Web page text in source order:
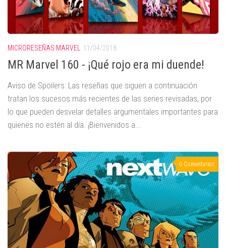
MICRORESEÑAS MARVEL 11/04/2018
MR Marvel 160 - ¡Qué rojo era mi duende!
Aviso de Spoilers: Las reseñas que siguen a continuación
tratan los sucesos más recientes de las series revisadas, por
lo que pueden desvelar detalles argumentales importantes para
quienes no estén al día. ¡Bienvenidos a...
0 Comentarios